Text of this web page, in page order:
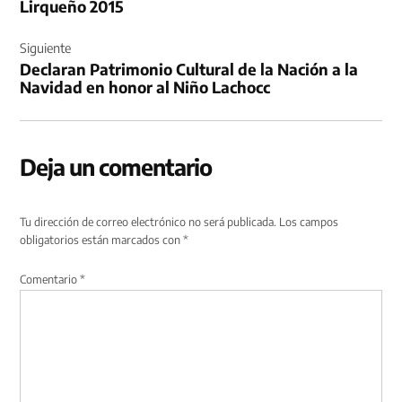
Lirqueño 2015
Siguiente
Declaran Patrimonio Cultural de la Nación a la
Navidad en honor al Niño Lachocc
Deja un comentario
Tu dirección de correo electrónico no será publicada. Los campos
obligatorios están marcados con*
Comentario*